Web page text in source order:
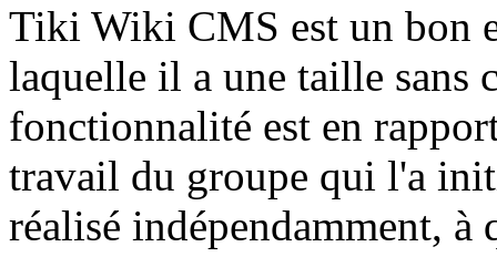
Tiki Wiki CMS est un bon
laquelle il a une taille sans
fonctionnalité est en
travail du groupe qui l'a
réalisé indépendamment,